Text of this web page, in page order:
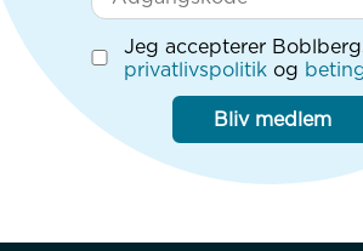
Jeg accepterer
privatlivspolitik og
Bliv medlem